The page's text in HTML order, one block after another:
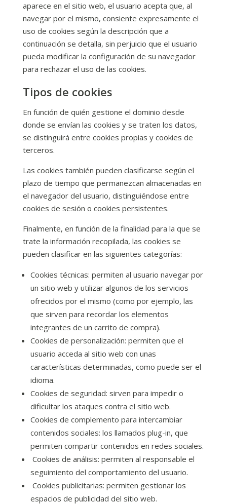
aparece en el sitio web, el usuario acepta que, al
navegar por el mismo, consiente expresamente el
uso de cookies según la descripción que a
continuación se detalla, sin perjuicio que el usuario
pueda modificar la configuración de su navegador
para rechazar el uso de las cookies.
Tipos de cookies
En función de quién gestione el dominio desde
donde se envían las cookies y se traten los datos,
se distinguirá entre cookies propias y cookies de
terceros.
Las cookies también pueden clasificarse según el
plazo de tiempo que permanezcan almacenadas en
el navegador del usuario, distinguiéndose entre
cookies de sesión o cookies persistentes.
Finalmente, en función de la finalidad para la que se
trate la información recopilada, las cookies se
pueden clasificar en las siguientes categorías:
Cookies técnicas: permiten al usuario navegar por
un sitio web y utilizar algunos de los servicios
ofrecidos por el mismo (como por ejemplo, las
que sirven para recordar los elementos
integrantes de un carrito de compra).
Cookies de personalización: permiten que el
usuario acceda al sitio web con unas
características determinadas, como puede ser el
idioma.
Cookies de seguridad: sirven para impedir o
dificultar los ataques contra el sitio web.
Cookies de complemento para intercambiar
contenidos sociales: los llamados plug-in, que
permiten compartir contenidos en redes sociales.
Cookies de análisis: permiten al responsable el
seguimiento del comportamiento del usuario.
Cookies publicitarias: permiten gestionar los
espacios de publicidad del sitio web.